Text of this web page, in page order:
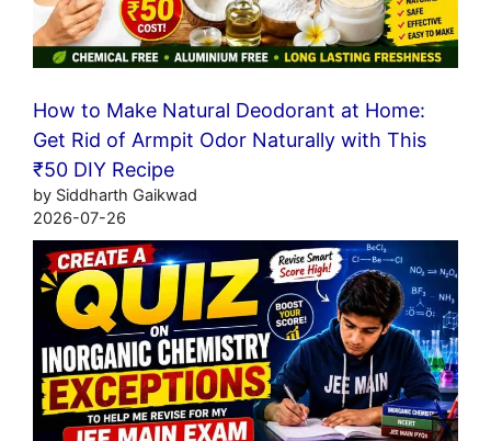
How to Make Natural Deodorant at Home:
Get Rid of Armpit Odor Naturally with This
₹50 DIY Recipe
by Siddharth Gaikwad
2026-07-26